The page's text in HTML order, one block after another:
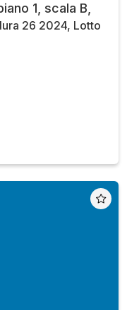
1, scala B,
26 2024, Lotto